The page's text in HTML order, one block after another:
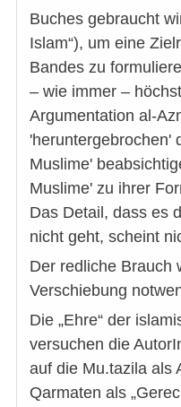
Buches gebraucht
Islam“), um eine
Bandes zu
– wie immer –
Argumentation al-
'heruntergebrochen'
Muslime'
Muslime' zu ihrer
Das Detail, dass es
nicht geht, scheint
Der redliche Brauch
Verschiebung
Die „Ehre“ der
versuchen die
auf die Mu.tazila als
Qarmaten als